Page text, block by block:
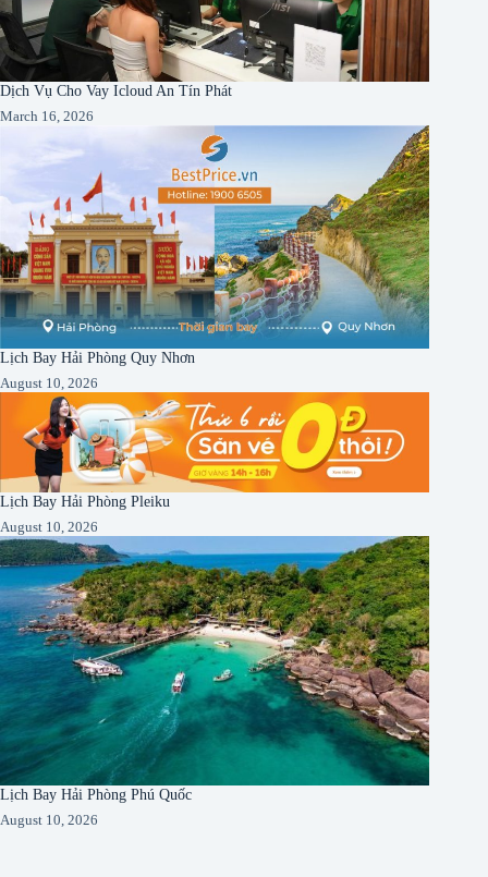
Dịch Vụ Cho Vay Icloud An Tín Phát
March 16, 2026
Lịch Bay Hải Phòng Quy Nhơn
August 10, 2026
Lịch Bay Hải Phòng Pleiku
August 10, 2026
Lịch Bay Hải Phòng Phú Quốc
August 10, 2026